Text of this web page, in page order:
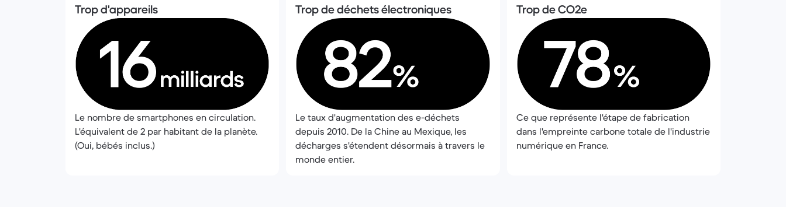
Trop d'appareils
Le nombre de smartphones en circulation.
L'équivalent de 2 par habitant de la planète.
(Oui, bébés inclus.)
Trop de déchets électroniques
Le taux d'augmentation des e-déchets
depuis 2010. De la Chine au Mexique, les
décharges s'étendent désormais à travers le
monde entier.
Trop de CO2e
Ce que représente l'étape de fabrication
dans l'empreinte carbone totale de l'industrie
numérique en France.